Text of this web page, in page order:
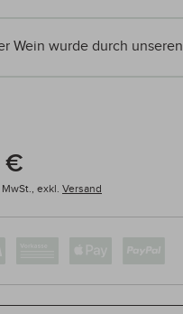
Wein wurde durch unseren
€
exkl. Versand